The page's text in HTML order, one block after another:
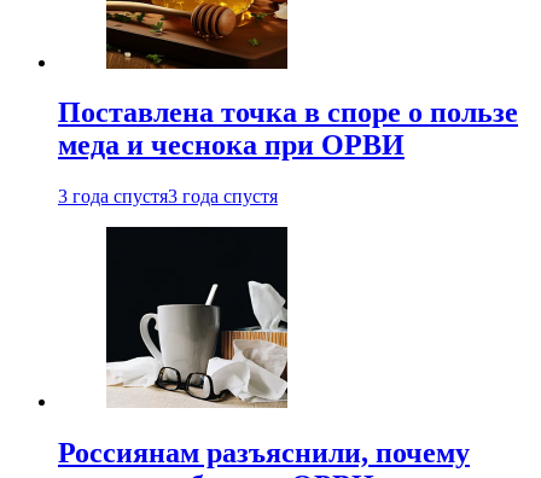
Поставлена точка в споре о пользе
меда и чеснока при ОРВИ
3 года спустя3 года спустя
Россиянам разъяснили, почему